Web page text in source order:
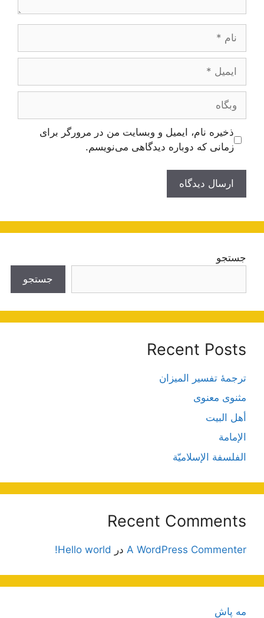
ایمیل
وبگاه
ذخیره نام، ایمیل و وبسایت من در مرورگر برای
زمانی که دوباره دیدگاهی می‌نویسم.
جستجو
جستجو
Recent Posts
ترجمۀ تفسیر المیزان
مثنوی معنوی
أهل البيت
الإمامة
الفلسفة الإسلاميّة
Recent Comments
A WordPress Commenter در Hello world!
مه پاش